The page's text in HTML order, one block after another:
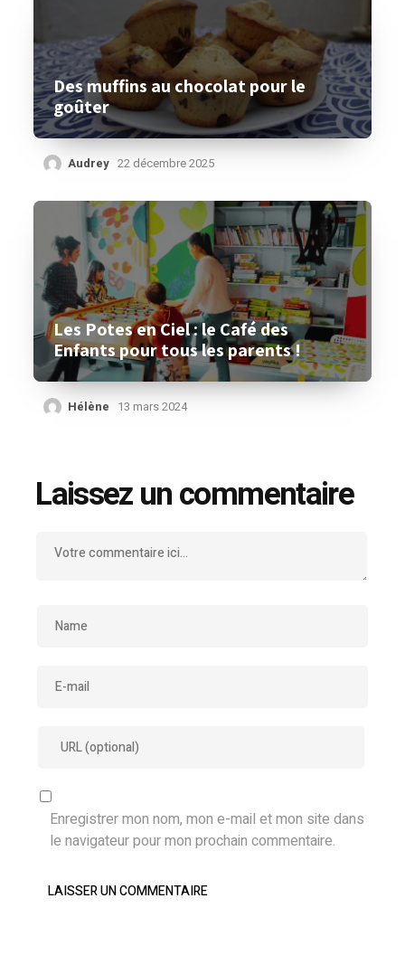
Des muffins au chocolat pour le
goûter
Audrey 22 décembre 2025
Les Potes en Ciel : le Café des
Enfants pour tous les parents !
Hélène 13 mars 2024
Laissez un commentaire
Enregistrer mon nom, mon e-mail et mon site dans
le navigateur pour mon prochain commentaire.